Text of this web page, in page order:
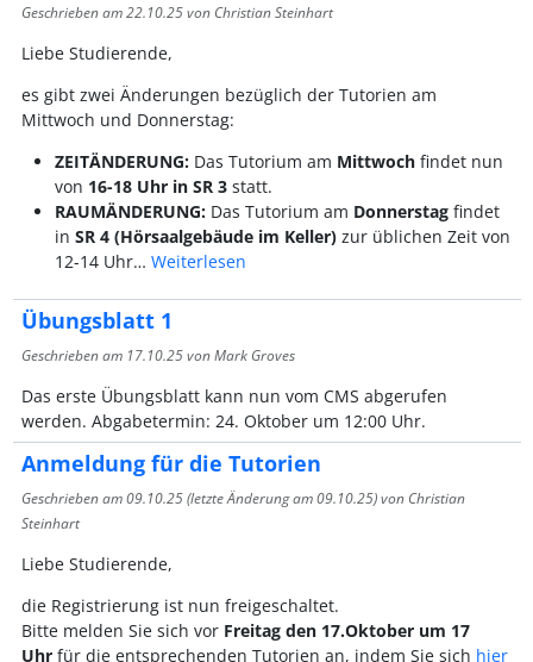
Geschrieben am22.10.25von Christian Steinhart
Liebe Studierende,
es gibt zwei Änderungen bezüglich der Tutorien am
Mittwoch und Donnerstag:
ZEITÄNDERUNG: Das Tutorium am Mittwochfindet nun
von 16-18 Uhr in SR 3 statt.
RAUMÄNDERUNG: Das Tutorium am Donnerstagfindet
in SR 4 (Hörsaalgebäude im Keller)zur üblichen Zeit von
12-14 Uhr… Weiterlesen
Übungsblatt 1
Geschrieben am 17.10.25von Mark Groves
Das erste Übungsblatt kann nun vom CMS abgerufen
werden. Abgabetermin: 24. Oktober um 12:00 Uhr.
Anmeldung für die Tutorien
Geschrieben am09.10.25(letzte Änderung am09.10.25) von Christian
Steinhart
Liebe Studierende,
die Registrierung ist nun freigeschaltet.
Bitte melden Sie sich vor Freitag den 17.Oktober um 17
Uhrfür die entsprechenden Tutorien an, indem Sie sich hier